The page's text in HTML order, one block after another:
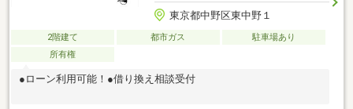
東京都中野区東中野１
2階建て 都市ガス
駐車場あり
所有権
●ローン利用可能！●借り換え相談受付